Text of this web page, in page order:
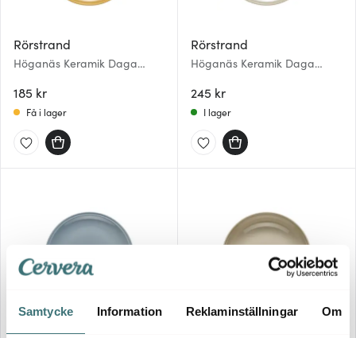
Samtycke Information Reklaminställningar Om
Rörstrand
Höganäs Keramik Daga
185 kr
Få i lager
Rörstrand
Höganäs Keramik Daga
245 kr
I lager